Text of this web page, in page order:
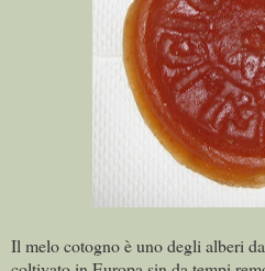
Il melo cotogno è uno degli alberi